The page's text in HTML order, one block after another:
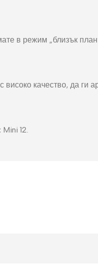
в режим „близък
качество, да ги
12.